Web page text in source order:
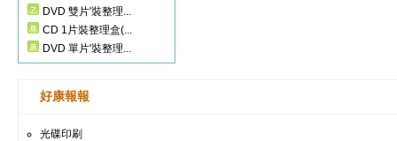
DVD 雙片'裝整理...
CD 1片裝整理盒(...
DVD 單片'裝整理...
好康報報
光碟印刷